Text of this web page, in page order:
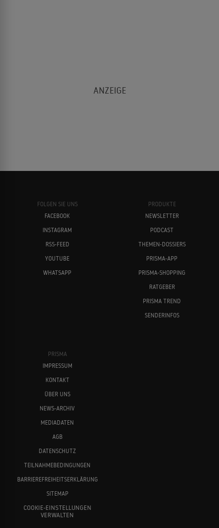
FOLGEN SIE UNS
FACEBOOK
INSTAGRAM
RSS-FEED
YOUTUBE
WHATSAPP
PRODUKTE
NEWSLETTER
PODCAST
THEMEN-DOSSIERS
PRISMA-APP
PRISMA-SHOPPING
RATGEBER
PRISMA TREND
SENDERINFOS
PRISMA
IMPRESSUM
KONTAKT
ÜBER UNS
NEWS-ARCHIV
MEDIADATEN
AGB
DATENSCHUTZ
TEILNAHMEBEDINGUNGEN
BARRIEREFREIHEITSERKLÄRUNG
SITEMAP
COOKIE-EINSTELLUNGEN
VERWALTEN